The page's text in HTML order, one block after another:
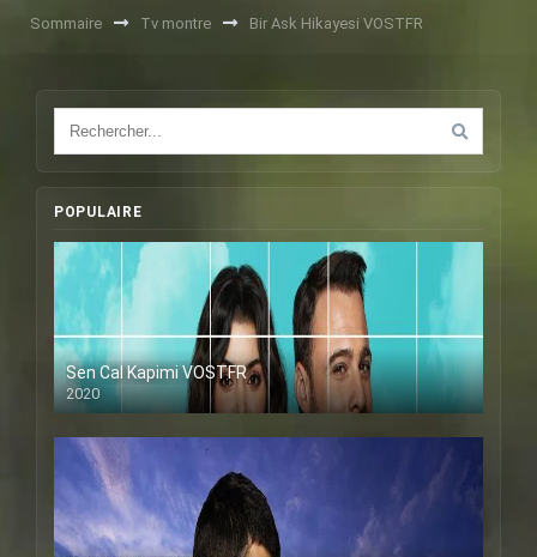
Sommaire Tv montre Bir Ask Hikayesi VOSTFR
POPULAIRE
Sen Cal Kapimi VOSTFR
2020